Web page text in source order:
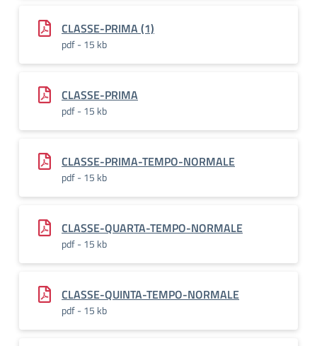
CLASSE-PRIMA (1)
pdf - 15 kb
CLASSE-PRIMA
pdf - 15 kb
CLASSE-PRIMA-TEMPO-NORMALE
pdf - 15 kb
CLASSE-QUARTA-TEMPO-NORMALE
pdf - 15 kb
CLASSE-QUINTA-TEMPO-NORMALE
pdf - 15 kb